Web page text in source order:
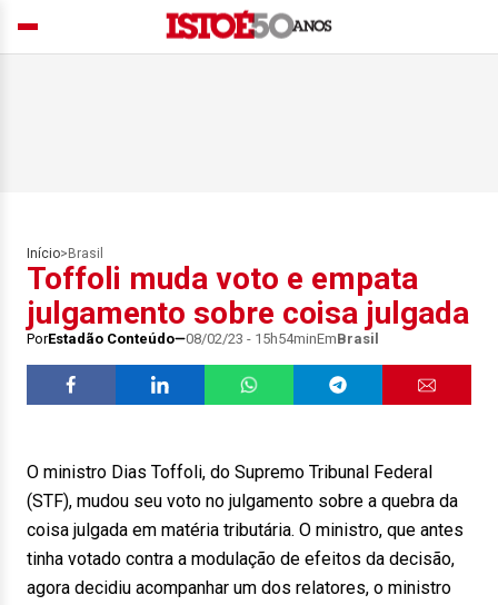
Início> Brasil
Toffoli muda voto e empata
julgamento sobre coisa julgada
PorEstadão Conteúdo 08/02/23 - 15h54minEmBrasil
O ministro Dias Toffoli, do Supremo Tribunal Federal
(STF), mudou seu voto no julgamento sobre a quebra da
coisa julgada em matéria tributária. O ministro, que antes
tinha votado contra a modulação de efeitos da decisão,
agora decidiu acompanhar um dos relatores, o ministro